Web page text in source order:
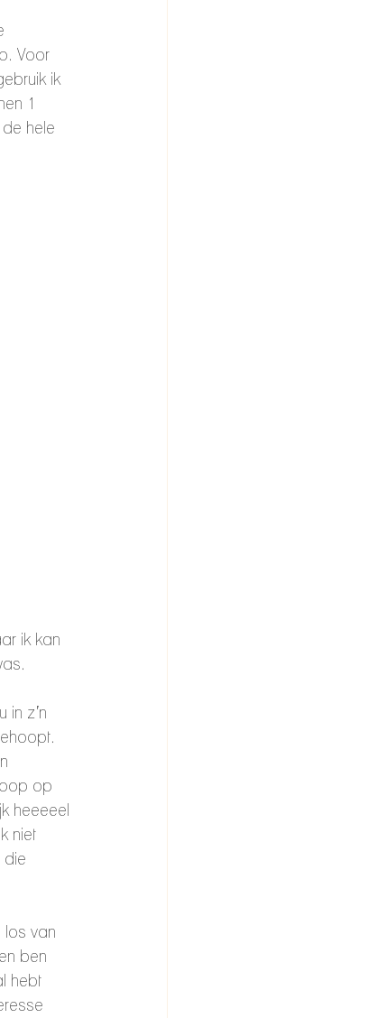
Voor
ik
1
hele
ik kan
in z’n
op
heeeeel
niet
die
los van
ben
hebt